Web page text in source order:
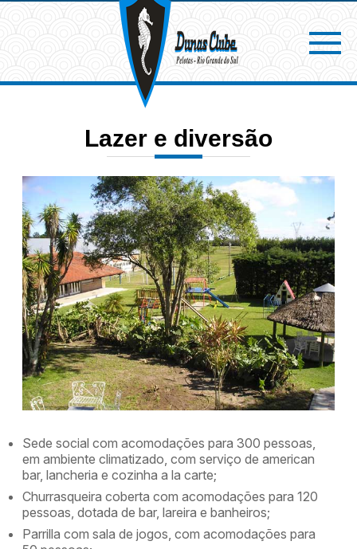
Lazer e diversão
Sede social com acomodações para 300 pessoas,
em ambiente climatizado, com serviço de american
bar, lancheria e cozinha a la carte;
Churrasqueira coberta com acomodações para 120
pessoas, dotada de bar, lareira e banheiros;
Parrilla com sala de jogos, com acomodações para